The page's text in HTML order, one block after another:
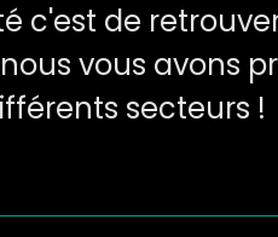
c'est de
vous avons
secteurs !